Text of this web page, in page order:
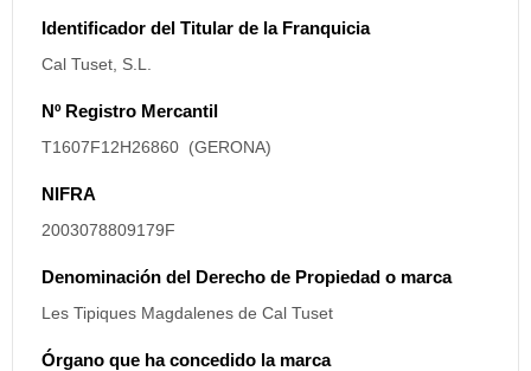
Identificador del Titular de la Franquicia
Cal Tuset, S.L.
Nº Registro Mercantil
T1607F12H26860 (GERONA)
NIFRA
2003078809179F
Denominación del Derecho de Propiedad o marca
Les Tipiques Magdalenes de Cal Tuset
Órgano que ha concedido la marca